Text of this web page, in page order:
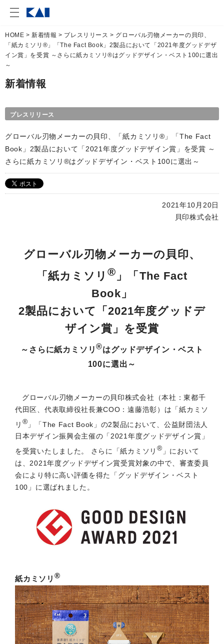
HOME >新着情報 > プレスリリース > グローバル刃物メーカーの貝印、
「紙カミソリ®」「The Fact Book」2製品において「2021年度グッドデザ
イン賞」を受賞 ～さらに紙カミソリ®はグッドデザイン・ベスト100に選出
～
新着情報
プレスリリース
グローバル刃物メーカーの貝印、「紙カミソリ®」「The Fact
Book」2製品において「2021年度グッドデザイン賞」を受賞 ～
さらに紙カミソリ®はグッドデザイン・ベスト100に選出～
2021年10月20日
貝印株式会社
グローバル刃物メーカーの貝印、
「紙カミソリ® 」「The Fact
Book」
2製品において「2021年度グッドデ
ザイン賞」を受賞
～さらに紙カミソリ®はグッドデザイン・ベスト
100に選出～
グローバル刃物メーカーの貝印株式会社（本社：東都千
代田区、代表取締役社長兼COO：遠藤浩彰）は「紙カミソ
リ ® 」「The Fact Book」の2製品において、公益財団法人
日本デザイン振興会主催の「2021年度グッドデザイン賞」
を受賞いたしました。 さらに「紙カミソリ ® 」において
は、2021年度グッドデザイン賞受賞対象の中で、審査委員
会により特に高い評価を得た「グッドデザイン・ベスト
100」に選ばれました。
紙カミソリ ®